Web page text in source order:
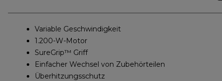
Variable Geschwindigkeit
1.200-W-Motor
SureGrip™ Griff
Einfacher Wechsel von Zubehörteilen
Überhitzungsschutz